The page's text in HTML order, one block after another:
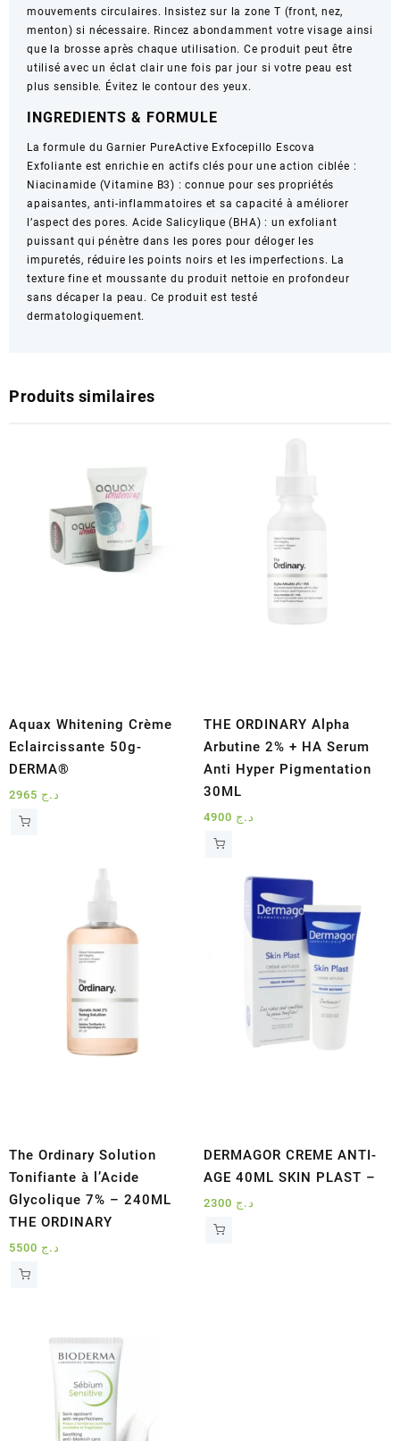
mouvements circulaires. Insistez sur la zone T (front, nez,
menton) si nécessaire. Rincez abondamment votre visage ainsi
que la brosse après chaque utilisation. Ce produit peut être
utilisé avec un éclat clair une fois par jour si votre peau est
plus sensible. Évitez le contour des yeux.
INGREDIENTS & FORMULE
La formule du Garnier PureActive Exfocepillo Escova
Exfoliante est enrichie en actifs clés pour une action ciblée :
Niacinamide (Vitamine B3) : connue pour ses propriétés
apaisantes, anti-inflammatoires et sa capacité à améliorer
l’aspect des pores. Acide Salicylique (BHA) : un exfoliant
puissant qui pénètre dans les pores pour déloger les
impuretés, réduire les points noirs et les imperfections. La
texture fine et moussante du produit nettoie en profondeur
sans décaper la peau. Ce produit est testé
dermatologiquement.
Produits similaires
Aquax Whitening Crème
Eclaircissante 50g-
DERMA®
د.ج
THE ORDINARY Alpha
Arbutine 2% + HA Serum
Anti Hyper Pigmentation
30ML
د.ج
The Ordinary Solution
Tonifiante à l’Acide
Glycolique 7% – 240ML
THE ORDINARY
د.ج
DERMAGOR CREME ANTI-
AGE 40ML SKIN PLAST –
د.ج